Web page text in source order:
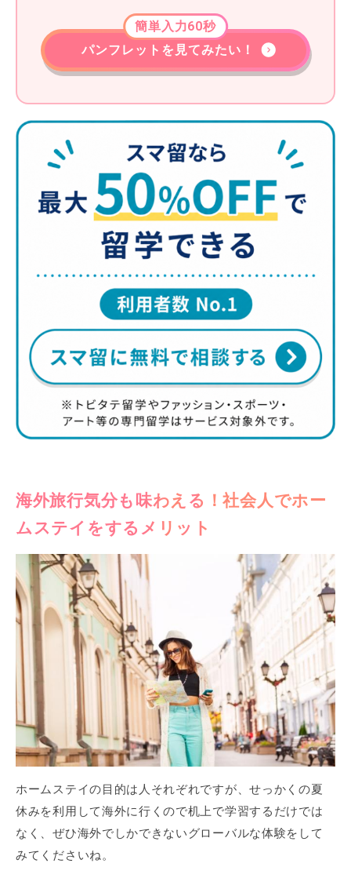
パンフレットを見てみたい！
簡単入力60秒
海外旅行気分も味わえる！社会人でホー
ムステイをするメリット
ホームステイの目的は人それぞれですが、せっかくの夏
休みを利用して海外に行くので机上で学習するだけでは
なく、ぜひ海外でしかできないグローバルな体験をして
みてくださいね。